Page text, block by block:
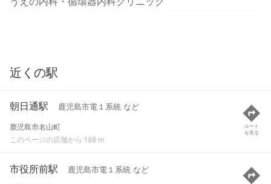
近くの駅
朝日通駅 鹿児島市電１系統 など
鹿児島市名山町
このページの店舗から 188 m
ルート
を見る
市役所前駅 鹿児島市電１系統 など